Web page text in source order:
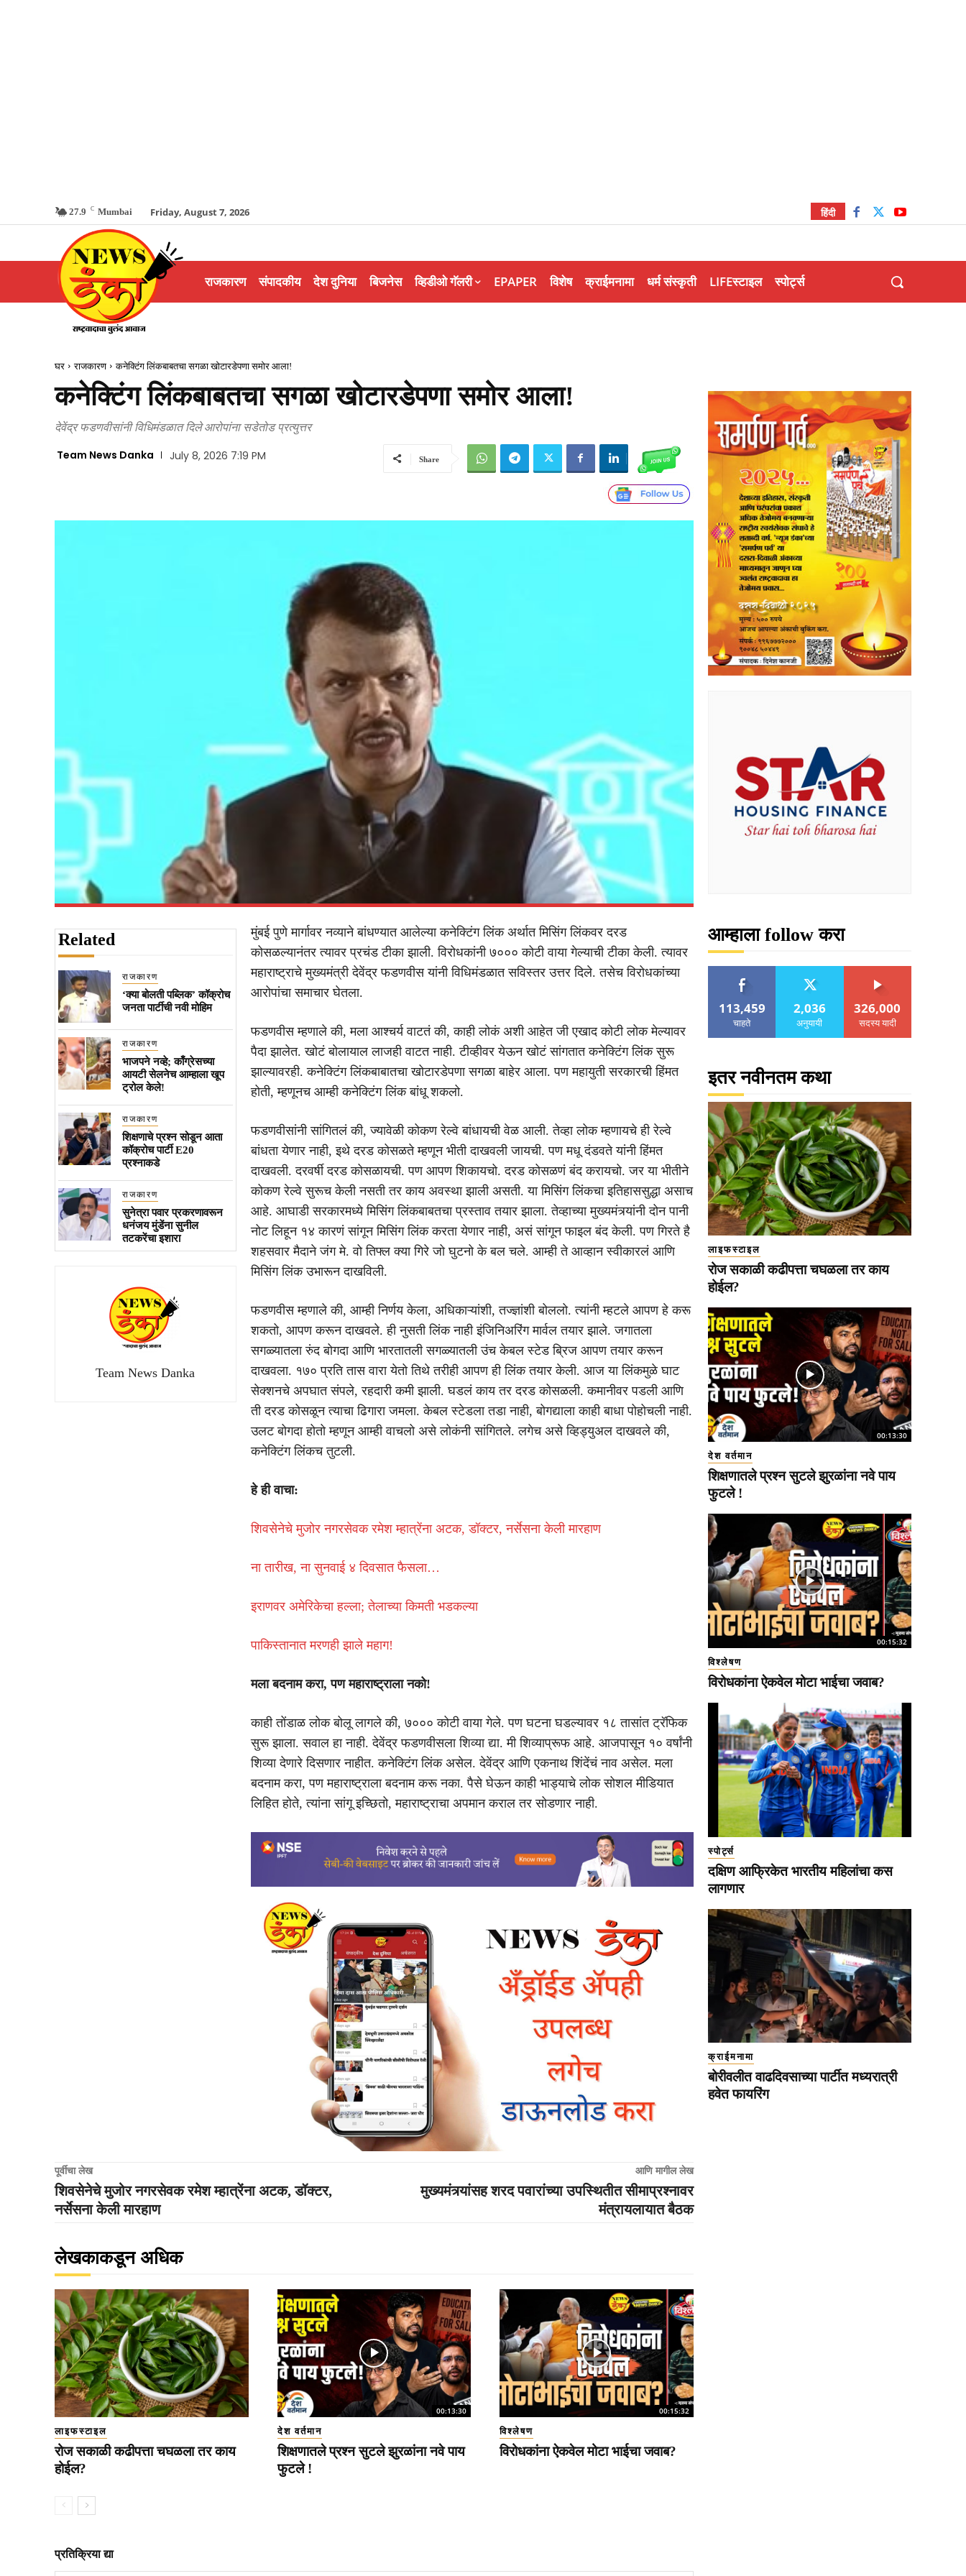
27.9 C Mumbai Friday, August 7, 2026 हिंदी
राजकारण संपादकीय देश दुनिया बिजनेस व्हिडीओ गॅलरी EPAPER विशेष क्राईमनामा धर्म संस्कृती LIFEस्टाइल स्पोर्ट्स
घर राजकारण कनेक्टिंग लिंकबाबतचा सगळा खोटारडेपणा समोर आला!
कनेक्टिंग लिंकबाबतचा सगळा खोटारडेपणा समोर आला!
देवेंद्र फडणवीसांनी विधिमंडळात दिले आरोपांना सडेतोड प्रत्युत्तर
Team News Danka July 8, 2026 7:19 PM Share
Related
राजकारण
‘क्या बोलती पब्लिक’ कॉक्रोच
जनता पार्टीची नवी मोहिम
राजकारण
भाजपने नव्हे; काँग्रेसच्या
आयटी सेलनेच आम्हाला खूप
ट्रोल केले!
राजकारण
शिक्षणाचे प्रश्न सोडून आता
कॉक्रोच पार्टी E20
प्रश्नाकडे
राजकारण
सुनेत्रा पवार प्रकरणावरून
धनंजय मुंडेंना सुनील
तटकरेंचा इशारा
Team News Danka
मुंबई पुणे मार्गावर नव्याने बांधण्यात आलेल्या कनेक्टिंग लिंक अर्थात मिसिंग लिंकवर दरड
कोसळल्यानंतर त्यावर प्रचंड टीका झाली. विरोधकांनी ७००० कोटी वाया गेल्याची टीका केली. त्यावर
महाराष्ट्राचे मुख्यमंत्री देवेंद्र फडणवीस यांनी विधिमंडळात सविस्तर उत्तर दिले. तसेच विरोधकांच्या
आरोपांचा समाचार घेतला.
फडणवीस म्हणाले की, मला आश्चर्य वाटतं की, काही लोकं अशी आहेत जी एखाद कोटी लोक मेल्यावर
पैदा झालेत. खोटं बोलायाल लाजही वाटत नाही. टीव्हीवर येऊन खोटं सांगतात कनेक्टिंग लिंक सुरू
झाल्यावरही. कनेक्टिंग लिंकबाबातचा खोटारडेपणा सगळा बाहेर आला. पण महायुती सरकारची हिंमत
होती, म्हणूनच आम्ही कनेक्टिंग लिंक बांधू शकलो.
फडणवीसांनी सांगितलं की, ज्यावेळी कोकण रेल्वे बांधायची वेळ आली. तेव्हा लोक म्हणायचे ही रेल्वे
बांधता येणार नाही, इथे दरड कोसळते म्हणून भीती दाखवली जायची. पण मधू दंडवते यांनी हिंमत
दाखवली. दरवर्षी दरड कोसळायची. पण आपण शिकायचो. दरड कोसळणं बंद करायचो. जर या भीतीने
कोकण रेल्वे सुरूच केली नसती तर काय अवस्था झाली असती. या मिसिंग लिंकचा इतिहाससुद्धा असाच
आहे. आघाडी सरकारमध्ये मिसिंग लिंकबाबतचा प्रस्ताव तयार झाला. तेव्हाच्या मुख्यमंत्र्यांनी दोन पानी
नोट लिहून १४ कारणं सांगून मिसिंग लिंक करता येणार नाही, असं सांगून फाइल बंद केली. पण गिरते है
शहसवार मैदाने जंग मे. वो तिफ्ल क्या गिरे जो घुटनो के बल चले. आम्ही ते आव्हान स्वीकारलं आणि
मिसिंग लिंक उभारून दाखविली.
फडणवीस म्हणाले की, आम्ही निर्णय केला, अधिकाऱ्यांशी, तज्ज्ञांशी बोललो. त्यांनी म्हटले आपण हे करू
शकतो, आपण करून दाखवले. ही नुसती लिंक नाही इंजिनिअरिंग मार्वल तयार झाले. जगातला
सगळ्यातला रुंद बोगदा आणि भारतातली सगळ्यातली उंच केबल स्टेड ब्रिज आपण तयार करून
दाखवला. १७० प्रति तास वारा येतो तिथे तरीही आपण ही लिंक तयार केली. आज या लिंकमुळे घाट
सेक्शनचे अपघात संपले, रहदारी कमी झाली. घडलं काय तर दरड कोसळली. कमानीवर पडली आणि
ती दरड कोसळून त्याचा ढिगारा जमला. केबल स्टेडला तडा नाही, बोगद्याला काही बाधा पोहोचली नाही.
उलट बोगदा होतो म्हणून आम्ही वाचलो असे लोकंनी सांगितले. लगेच असे व्हिड्युअल दाखवले की,
कनेक्टिंग लिंकच तुटली.
हे ही वाचा:
शिवसेनेचे मुजोर नगरसेवक रमेश म्हात्रेंना अटक, डॉक्टर, नर्सेसना केली मारहाण
ना तारीख, ना सुनवाई ४ दिवसात फैसला…
इराणवर अमेरिकेचा हल्ला; तेलाच्या किमती भडकल्या
पाकिस्तानात मरणही झाले महाग!
मला बदनाम करा, पण महाराष्ट्राला नको!
काही तोंडाळ लोक बोलू लागले की, ७००० कोटी वाया गेले. पण घटना घडल्यावर १८ तासांत ट्रॅफिक
सुरू झाला. सवाल हा नाही. देवेंद्र फडणवीसला शिव्या द्या. मी शिव्याप्रूफ आहे. आजपासून १० वर्षांनी
शिव्या देणारे दिसणार नाहीत. कनेक्टिंग लिंक असेल. देवेंद्र आणि एकनाथ शिंदेंचं नाव असेल. मला
बदनाम करा, पण महाराष्ट्राला बदनाम करू नका. पैसे घेऊन काही भाड्याचे लोक सोशल मीडियात
लिहित होते, त्यांना सांगू इच्छितो, महाराष्ट्राचा अपमान कराल तर सोडणार नाही.
पूर्वीचा लेख
शिवसेनेचे मुजोर नगरसेवक रमेश म्हात्रेंना अटक, डॉक्टर,
नर्सेसना केली मारहाण
आणि मागील लेख
मुख्यमंत्र्यांसह शरद पवारांच्या उपस्थितीत सीमाप्रश्नावर
मंत्रायलायात बैठक
लेखकाकडून अधिक
लाइफस्टाइल
रोज सकाळी कढीपत्ता चघळला तर काय
होईल?
00:13:30
देश वर्तमान
शिक्षणातले प्रश्न सुटले झुरळांना नवे पाय
फुटले !
00:15:32
विश्लेषण
विरोधकांना ऐकवेल मोटा भाईचा जवाब?
प्रतिक्रिया द्या
आम्हाला follow करा
113,459
चाहते
2,036
अनुयायी
326,000
सदस्य यादी
इतर नवीनतम कथा
लाइफस्टाइल
रोज सकाळी कढीपत्ता चघळला तर काय
होईल?
00:13:30
देश वर्तमान
शिक्षणातले प्रश्न सुटले झुरळांना नवे पाय
फुटले !
00:15:32
विश्लेषण
विरोधकांना ऐकवेल मोटा भाईचा जवाब?
स्पोर्ट्स
दक्षिण आफ्रिकेत भारतीय महिलांचा कस
लागणार
क्राईमनामा
बोरीवलीत वाढदिवसाच्या पार्टीत मध्यरात्री
हवेत फायरिंग